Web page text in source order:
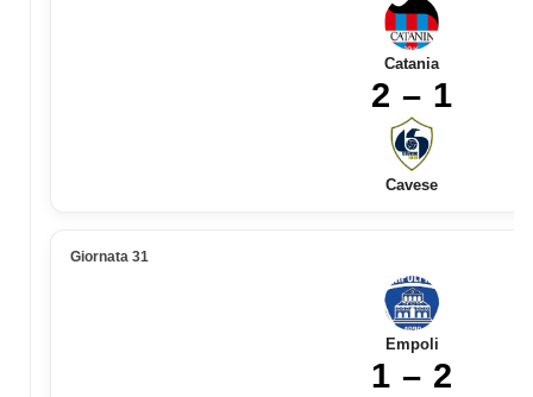
Catania
2 – 1
Cavese
Giornata 31
Empoli
1 – 2